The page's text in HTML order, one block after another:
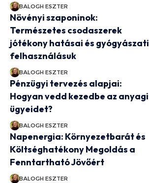
BALOGH ESZTER
Növényi szaponinok:
Természetes csodaszerek
jótékony hatásai és gyógyászati
felhasználásuk
BALOGH ESZTER
Pénzügyi tervezés alapjai:
Hogyan vedd kezedbe az anyagi
ügyeidet?
BALOGH ESZTER
Napenergia: Környezetbarát és
Költséghatékony Megoldás a
Fenntartható Jövőért
BALOGH ESZTER